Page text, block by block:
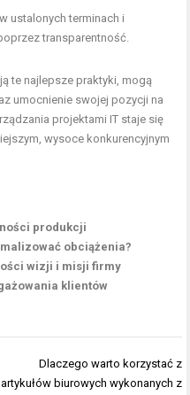
ustalonych terminach i
transparentność.
te najlepsze praktyki, mogą
umocnienie swojej pozycji na
projektami IT staje się
wysoce konkurencyjnym
produkcji
obciążenia?
wizji i misji firmy
klientów
Dlaczego warto korzystać z
artykułów biurowych wykonanych z